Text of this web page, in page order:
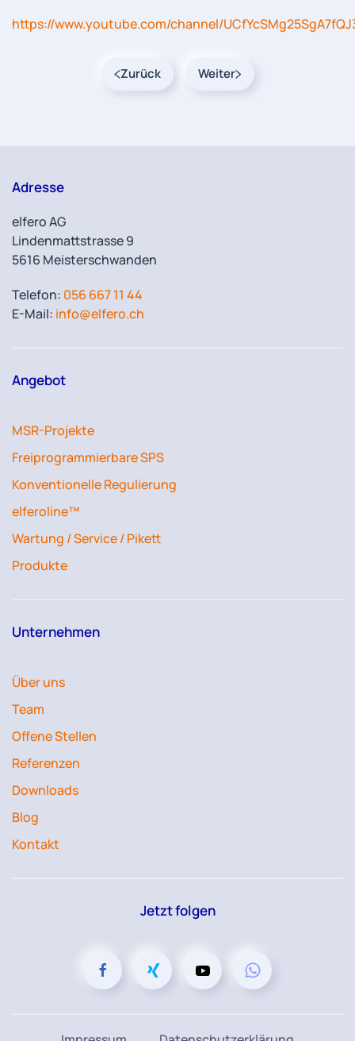
https://www.youtube.com/channel/
Zurück Weiter
Adresse
elfero AG
Lindenmattstrasse 9
5616 Meisterschwanden
Telefon: 056 667 11 44
E-Mail: info@elfero.ch
Angebot
MSR-Projekte
Freiprogrammierbare SPS
Konventionelle Regulierung
elferoline™
Wartung / Service / Pikett
Produkte
Unternehmen
Über uns
Team
Offene Stellen
Referenzen
Downloads
Blog
Kontakt
Jetzt folgen